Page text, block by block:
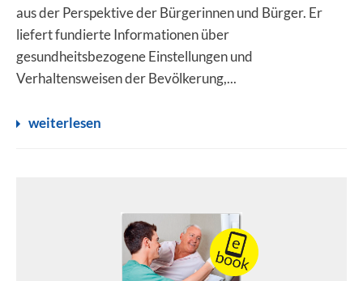
aus der Perspektive der Bürgerinnen und Bürger. Er
liefert fundierte Informationen über
gesundheitsbezogene Einstellungen und
Verhaltensweisen der Bevölkerung,...
weiterlesen